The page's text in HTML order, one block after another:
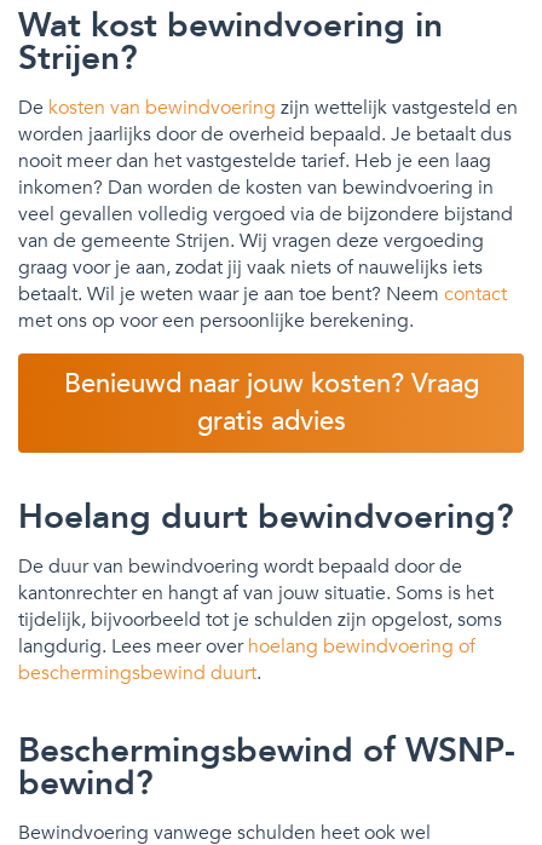
Wat kost bewindvoering in
Strijen?
De kosten van bewindvoering zijn wettelijk vastgesteld en
worden jaarlijks door de overheid bepaald. Je betaalt dus
nooit meer dan het vastgestelde tarief. Heb je een laag
inkomen? Dan worden de kosten van bewindvoering in
veel gevallen volledig vergoed via de bijzondere bijstand
van de gemeente Strijen. Wij vragen deze vergoeding
graag voor je aan, zodat jij vaak niets of nauwelijks iets
betaalt. Wil je weten waar je aan toe bent? Neem contact
met ons op voor een persoonlijke berekening.
Benieuwd naar jouw kosten? Vraag
gratis advies
Hoelang duurt bewindvoering?
De duur van bewindvoering wordt bepaald door de
kantonrechter en hangt af van jouw situatie. Soms is het
tijdelijk, bijvoorbeeld tot je schulden zijn opgelost, soms
langdurig. Lees meer overhoelang bewindvoering of
beschermingsbewind duurt.
Beschermingsbewind of WSNP-
bewind?
Bewindvoering vanwege schulden heet ook wel